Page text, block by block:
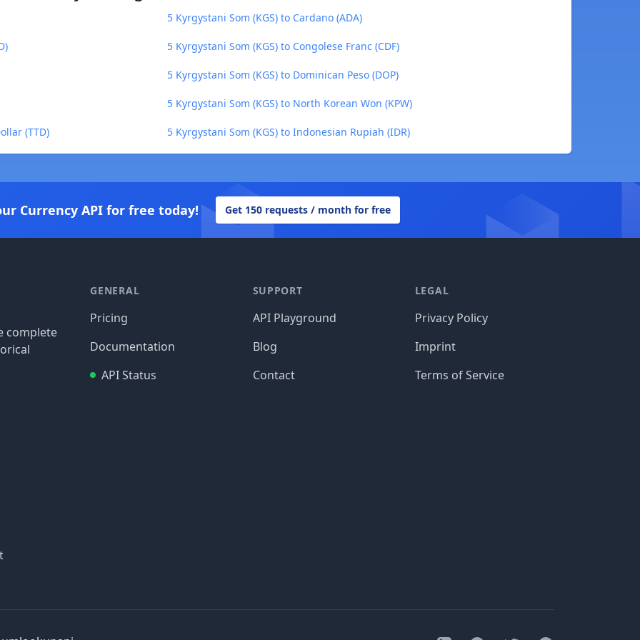
5 Kyrgystani Som (KGS) to Cardano (ADA)
5 Kyrgystani Som (KGS) to Congolese Franc (CDF)
5 Kyrgystani Som (KGS) to Dominican Peso (DOP)
5 Kyrgystani Som (KGS) to North Korean Won (KPW)
(TTD) 5 Kyrgystani Som (KGS) to Indonesian Rupiah (IDR)
Currency API for free today! Get 150 requests / month for free
complete
GENERAL
Pricing
Documentation
API Status
SUPPORT
API Playground
Blog
Contact
LEGAL
Privacy Policy
Imprint
Terms of Service